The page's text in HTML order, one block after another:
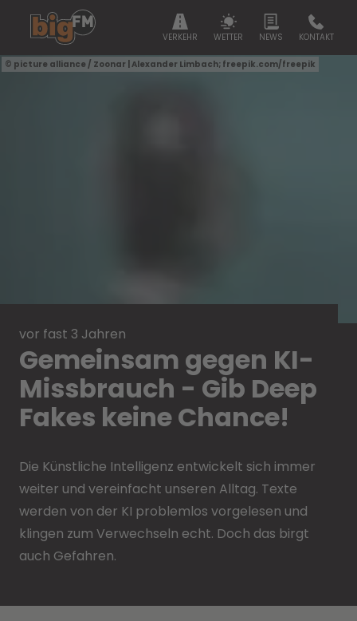
VERKEHR WETTER NEWS KONTAKT
picture alliance / Zoonar | Alexander Limbach; freepik.com/freepik
vor fast 3 Jahren
Gemeinsam gegen KI-
Missbrauch - Gib Deep
Fakes keine Chance!
Die Künstliche Intelligenz entwickelt sich immer
weiter und vereinfacht unseren Alltag. Texte
werden von der KI problemlos vorgelesen und
klingen zum Verwechseln echt. Doch das birgt
auch Gefahren.